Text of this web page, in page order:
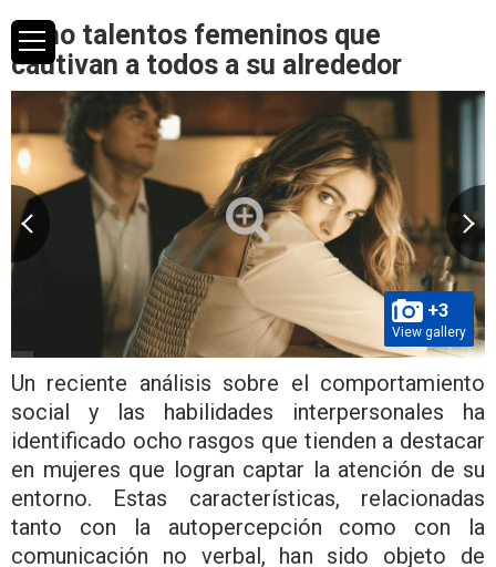
Ocho talentos femeninos que
cautivan a todos a su alrededor
+3
View gallery
Un reciente análisis sobre el comportamiento
social y las habilidades interpersonales ha
identificado ocho rasgos que tienden a destacar
en mujeres que logran captar la atención de su
entorno. Estas características, relacionadas
tanto con la autopercepción como con la
comunicación no verbal, han sido objeto de